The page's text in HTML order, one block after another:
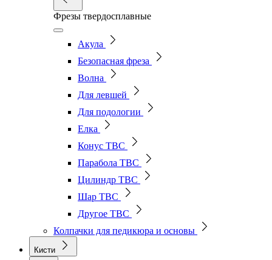
Фрезы твердосплавные
Акула
Безопасная фреза
Волна
Для левшей
Для подологии
Елка
Конус ТВС
Парабола ТВС
Цилиндр ТВС
Шар ТВС
Другое ТВС
Колпачки для педикюра и основы
Кисти